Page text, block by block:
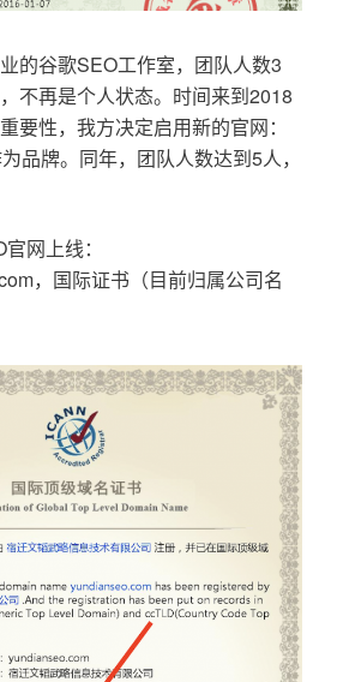
的谷歌SEO工作室，团队人数3
不再是个人状态。时间来到2018
要性，我方决定启用新的官网：
品牌。同年，团队人数达到5人，
网上线：
，国际证书（目前归属公司名